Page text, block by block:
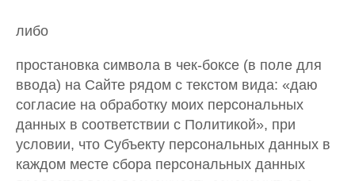
либо
простановка символа в чек-боксе (в поле для
ввода) на Сайте рядом с текстом вида: «даю
согласие на обработку моих персональных
данных в соответствии с Политикой», при
условии, что Субъекту персональных данных в
каждом месте сбора персональных данных